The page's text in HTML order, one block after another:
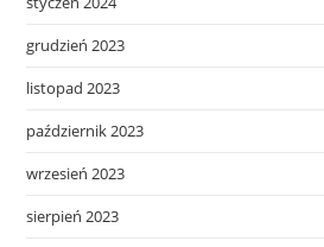
grudzień 2023
listopad 2023
październik 2023
wrzesień 2023
sierpień 2023